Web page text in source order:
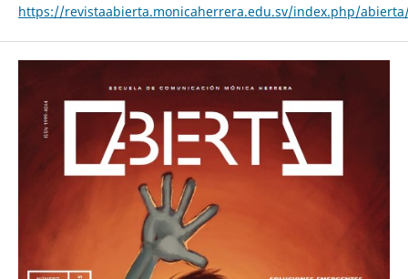
https://revistaabierta.monicaherrera.edu.sv/index.php/